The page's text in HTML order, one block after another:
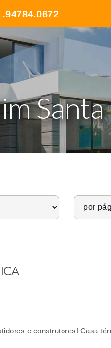
e construtores! Casa